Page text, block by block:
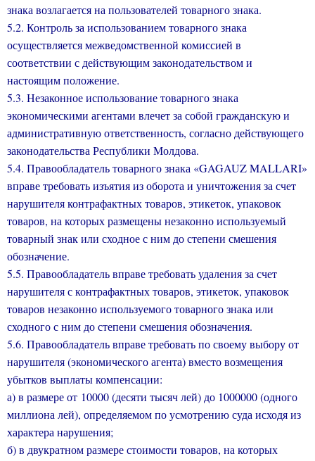
знака возлагается на пользователей товарного знака.
5.2. Контроль за использованием товарного знака
осуществляется межведомственной комиссией в
соответствии с действующим законодательством и
настоящим положение.
5.3. Незаконное использование товарного знака
экономическими агентами влечет за собой гражданскую и
административную ответственность, согласно действующего
законодательства Республики Молдова.
5.4. Правообладатель товарного знака «GAGAUZMALLARI»
вправе требовать изъятия из оборота и уничтожения за счет
нарушителя контрафактных товаров, этикеток, упаковок
товаров, на которых размещены незаконно используемый
товарный знак или сходное с ним до степени смешения
обозначение.
5.5. Правообладатель вправе требовать удаления за счет
нарушителя с контрафактных товаров, этикеток, упаковок
товаров незаконно используемого товарного знака или
сходного с ним до степени смешения обозначения.
5.6. Правообладатель вправе требовать по своему выбору от
нарушителя (экономического агента) вместо возмещения
убытков выплаты компенсации:
а) в размере от 10000 (десяти тысяч лей) до 1000000 (одного
миллиона лей), определяемом по усмотрению суда исходя из
характера нарушения;
б) в двукратном размере стоимости товаров, на которых